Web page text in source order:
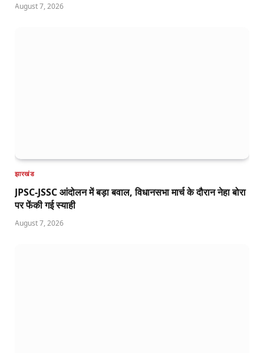
August 7, 2026
झारखंड
JPSC-JSSC आंदोलन में बड़ा बवाल, विधानसभा मार्च के दौरान नेहा बोरा
पर फेंकी गई स्याही
August 7, 2026